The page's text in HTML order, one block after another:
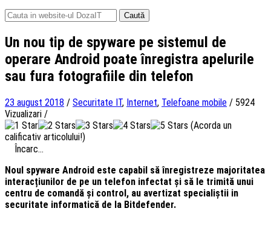
Caută
după:
Un nou tip de spyware pe sistemul de
operare Android poate înregistra apelurile
sau fura fotografiile din telefon
23 august 2018 / Securitate IT, Internet, Telefoane mobile / 5924
Vizualizari /
(Acorda un
calificativ articolului!)
Încarc...
Noul spyware Android este capabil să înregistreze majoritatea
interacțiunilor de pe un telefon infectat și să le trimită unui
centru de comandă și control, au avertizat specialiștii in
securitate informatică de la Bitdefender.